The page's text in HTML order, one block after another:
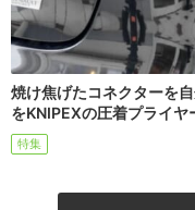
焼け焦げたコネクターを
をKNIPEXの圧着プライヤ
特集